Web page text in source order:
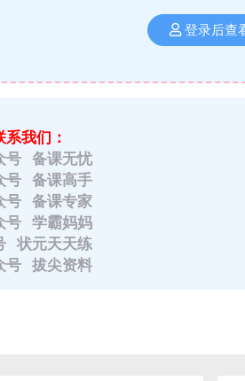
登录后查
我们：
号 备课无忧
号 备课高手
号 备课专家
号 学霸妈妈
状元天天练
号 拔尖资料